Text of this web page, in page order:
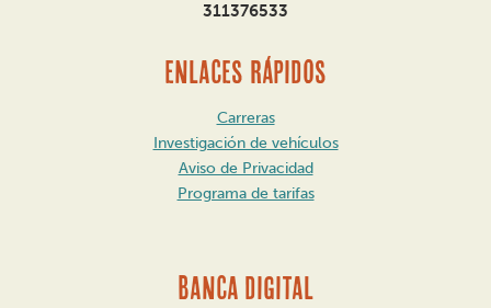
311376533
ENLACES RÁPIDOS
Carreras
Investigación de vehículos
Aviso de Privacidad
Programa de tarifas
BANCA DIGITAL